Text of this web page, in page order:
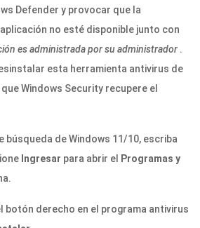
Defender y provocar que la
no esté disponible junto con
es administrada por su administrador .
esta herramienta antivirus de
Windows Security recupere el
búsqueda de Windows 11/10, escriba
Ingresar para abrir el
Programas y
botón derecho en el programa antivirus